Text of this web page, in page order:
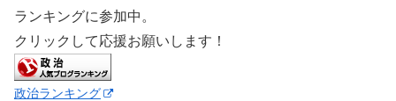
ランキングに参加中。
クリックして応援お願いします！
政治ランキング